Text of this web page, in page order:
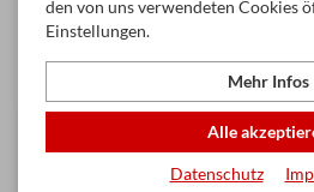
Filtern & Sortieren
den von uns verwendeten Cookies
Einstellungen.
Mehr Infos
Alle
Datenschutz